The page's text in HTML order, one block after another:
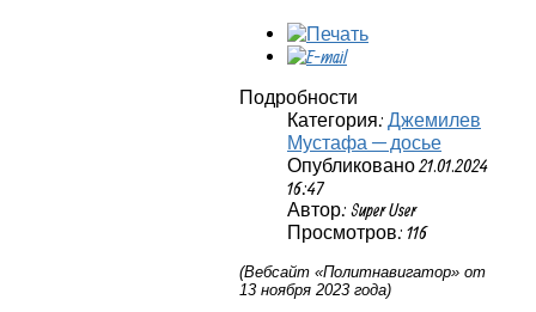
Подробности
Категория: Джемилев
Мустафа — досье
Опубликовано 21.01.2024
16:47
Автор: Super User
Просмотров: 116
(Вебсайт «Политнавигатор» от
13 ноября 2023 года)